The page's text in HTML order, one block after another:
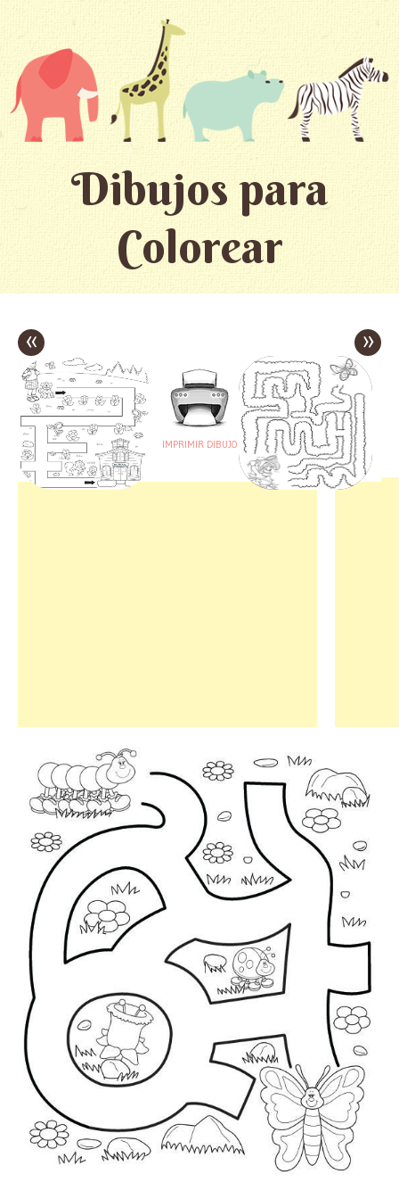
Dibujos para
Colorear
«
IMPRIMIR DIBUJO
»